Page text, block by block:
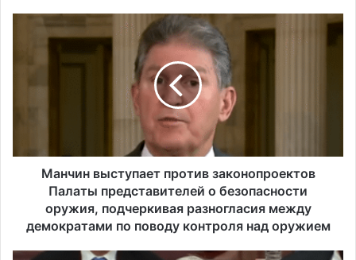
Исследование показало, что в Портленде
самый высокий уровень угона
автомобилей на душу населения в США
с
т
Манчин выступает против законопроектов
Палаты представителей о безопасности
оружия, подчеркивая разногласия между
демократами по поводу контроля над оружием